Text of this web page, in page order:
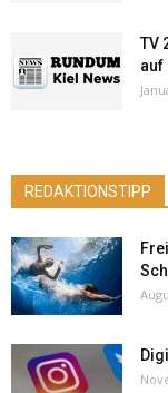
TV
auf
REDAKTIONSTIPP